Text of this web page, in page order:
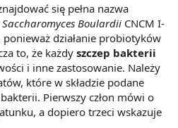
się pełna nazwa
Saccharomyces Boulardii CNCM I-
działanie probiotyków
to, że każdy szczep bakterii
i inne zastosowanie. Należy
które w składzie podane
Pierwszy człon mówi o
a dopiero trzeci wskazuje